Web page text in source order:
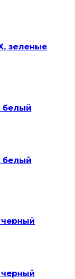
зеленые
белый
белый
черный
черный